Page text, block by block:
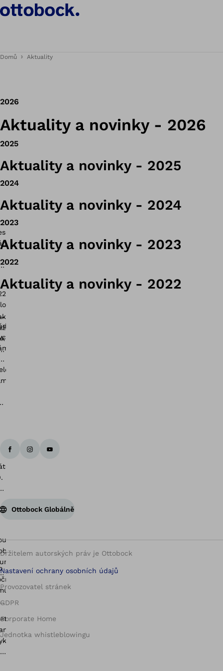
Domů Aktuality
2026
Aktuality a novinky - 2026
2025
Aktuality a novinky - 2025
2024
Aktuality a novinky - 2024
2023
Aktuality a novinky - 2023
2022
Aktuality a novinky - 2022
Ottobock Globálně
Držitelem autorských práv je Ottobock
Nastavení ochrany osobních údajů
Provozovatel stránek
GDPR
Corporate Home
Jednotka whistleblowingu